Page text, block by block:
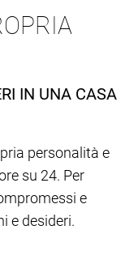
IN UNA CASA
personalità e
su 24. Per
e
e desideri.